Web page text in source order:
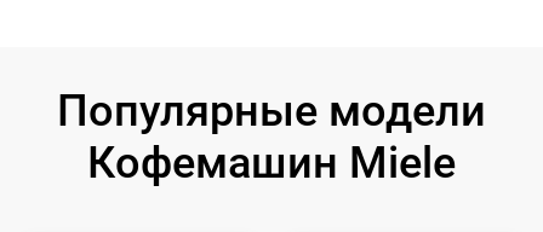
Популярные модели
Кофемашин Miele